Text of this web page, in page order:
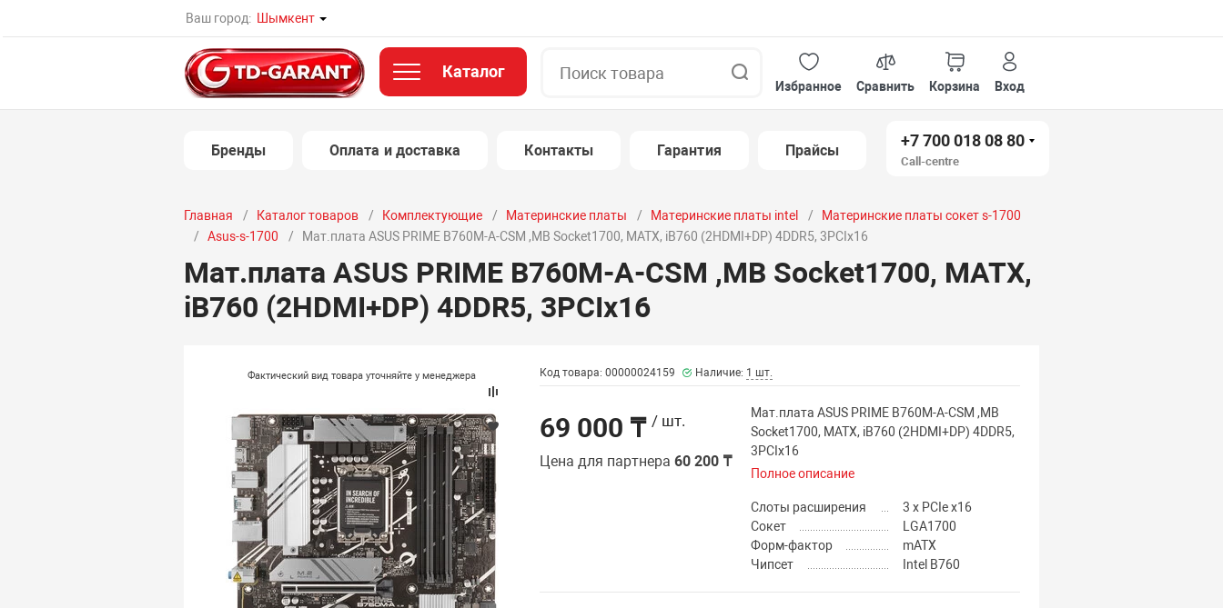
Ваш город: Шымкент
Каталог
Избранное
Сравнить Корзина Вход
Бренды Оплата и доставка Контакты Гарантия Прайсы
+7 700 018 08 80
Call-centre
Главная Каталог товаров Комплектующие Материнские платы Материнские платы intel
Материнские платы сокет s-1700
Asus-s-1700
Мат.плата ASUS PRIME B760M-A-CSM ,MB Socket1700, MATX, iB760 (2HDMI+DP) 4DDR5, 3PCIx16
Мат.плата ASUS PRIME B760M-A-CSM ,MB Socket1700, MATX,
iB760 (2HDMI+DP) 4DDR5, 3PCIx16
Фактический вид товара уточняйте у менеджера Код товара: 00000024159 Наличие: 1 шт.
69 000 ₸ / шт.
Цена для партнера60 200 ₸
Мат.плата ASUS PRIME B760M-A-CSM ,MB
Socket1700, MATX, iB760 (2HDMI+DP) 4DDR5,
3PCIx16
Полное описание
Слоты расширения
3 x PCIe x16
Сокет
LGA1700
Форм-фактор
mATX
Чипсет
Intel B760